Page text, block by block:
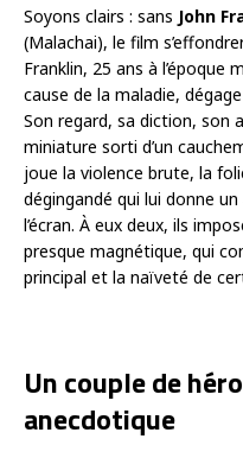
Soyons clairs : sans John
(Malachai), le film
Franklin, 25 ans à l’époque
cause de la maladie,
Son regard, sa diction, son
miniature sorti d’un
joue la violence brute, la
dégingandé qui lui donne
l’écran. À eux deux, ils
presque magnétique, qui
principal et la naïveté de
Un couple de
anecdotique